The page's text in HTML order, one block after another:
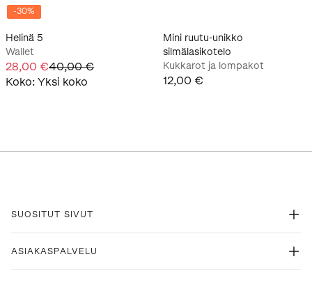
-30%
Helinä 5
Wallet
28,00 €40,00 €
Koko: Yksi koko
Mini ruutu-unikko
silmälasikotelo
Kukkarot ja lompakot
12,00 €
SUOSITUT SIVUT
ASIAKASPALVELU